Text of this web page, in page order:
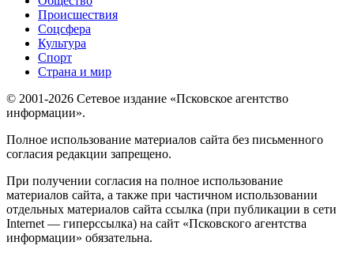
Происшествия
Соцсфера
Культура
Спорт
Страна и мир
© 2001-2026 Сетевое издание «Псковское агентство
информации».
Полное использование материалов сайта без письменного
согласия редакции запрещено.
При получении согласия на полное использование
материалов сайта, а также при частичном использовании
отдельных материалов сайта ссылка (при публикации в сети
Internet — гиперссылка) на сайт «Псковского агентства
информации» обязательна.